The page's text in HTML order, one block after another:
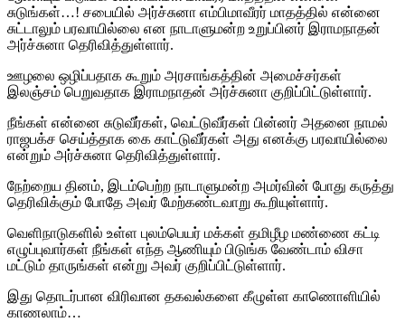
சுடுங்கள்…! சபையில் அர்ச்சுனா எம்பிமாவீரர் மாதத்தில் என்னை
சுட்டாலும் பரவாயில்லை என நாடாளுமன்ற உறுப்பினர் இராமநாதன்
அர்ச்சுனா தெரிவித்துள்ளார்.
ஊழலை ஒழிப்பதாக கூறும் அரசாங்கத்தின் அமைச்சர்கள்
இலஞ்சம் பெறுவதாக இராமநாதன் அர்ச்சுனா குறிப்பிட்டுள்ளார்.
நீங்கள் என்னை சுடுவீர்கள், வெட்டுவீர்கள் பின்னர் அதனை நாமல்
ராஜபக்ச செய்த்தாக கை காட்டுவீர்கள் அது எனக்கு பரவாயில்லை
என்றும் அர்ச்சுனா தெரிவித்துள்ளார்.
நேற்றைய தினம், இடம்பெற்ற நாடாளுமன்ற அமர்வின் போது கருத்து
தெரிவிக்கும் போதே அவர் மேற்கண்டவாறு கூறியுள்ளார்.
வெளிநாடுகளில் உள்ள புலம்பெயர் மக்கள் தமிழீழ மண்ணை கட்டி
எழுப்புவார்கள் நீங்கள் எந்த ஆணியும் பிடுங்க வேண்டாம் விசா
மட்டும் தாருங்கள் என்று அவர் குறிப்பிட்டுள்ளார்.
இது தொடர்பான விரிவான தகவல்களை கீழுள்ள காணொளியில்
காணலாம்…